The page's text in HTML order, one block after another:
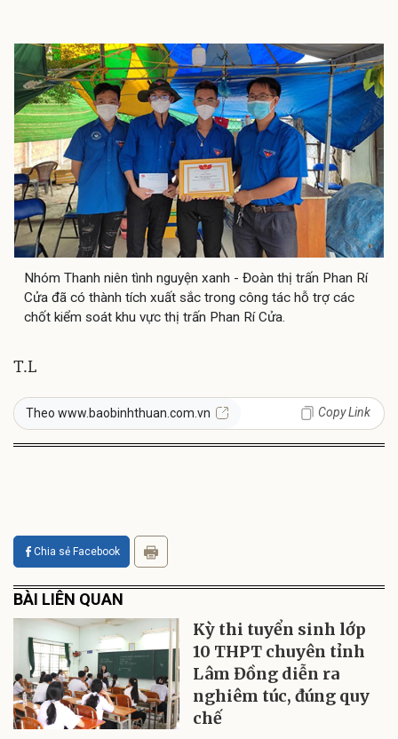
Nhóm Thanh niên tình nguyện xanh - Đoàn thị trấn Phan Rí
Cửa đã có thành tích xuất sắc trong công tác hỗ trợ các
chốt kiểm soát khu vực thị trấn Phan Rí Cửa.
T.L
Theo www.baobinhthuan.com.vn Copy Link
Chia sẻ Facebook
BÀI LIÊN QUAN
Kỳ thi tuyển sinh lớp
10 THPT chuyên tỉnh
Lâm Đồng diễn ra
nghiêm túc, đúng quy
chế